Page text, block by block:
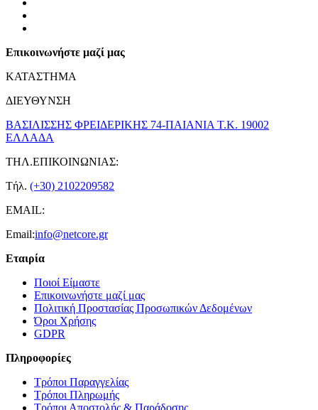
Επικοινωνήστε μαζί μας
ΚΑΤΑΣΤΗΜΑ
ΔΙΕΥΘΥΝΣΗ
ΒΑΣΙΛΙΣΣΗΣ ΦΡΕΙΔΕΡΙΚΗΣ 74-ΠΑΙΑΝΙΑ Τ.Κ. 19002
ΕΛΛΑΔΑ
ΤΗΛ.ΕΠΙΚΟΙΝΩΝΙΑΣ:
Τήλ. (+30) 2102209582
EMAIL:
Email:info@netcore.gr
Εταιρία
Ποιοί Είμαστε
Επικοινωνήστε μαζί μας
Πολιτική Προστασίας Προσωπικών Δεδομένων
Όροι Χρήσης
GDPR
Πληροφορίες
Τρόποι Παραγγελίας
Τρόποι Πληρωμής
Τρόποι Αποστολής & Παράδοσης